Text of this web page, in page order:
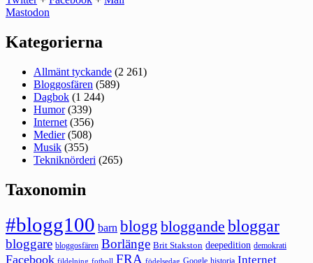
Mastodon
Kategorierna
Allmänt tyckande (2 261)
Bloggosfären (589)
Dagbok (1 244)
Humor(339)
Internet (356)
Medier(508)
Musik (355)
Tekniknörderi (265)
Taxonomin
#blogg100 barn blogg bloggande bloggar
bloggare bloggosfären Borlänge Brit Stakston deepedition demokrati
Facebook fildelning fotboll FRA födelsedag Google historia Internet